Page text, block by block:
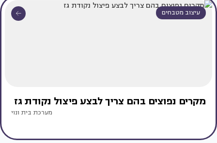
עיצוב מטבחים
מקרים נפוצים בהם צריך לבצע פיצול נקודת גז
מערכת בית ונוי